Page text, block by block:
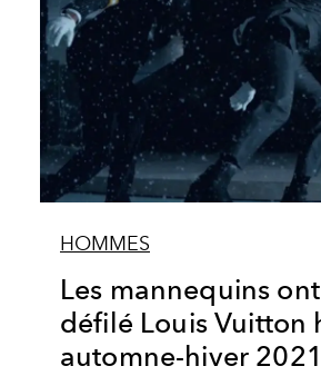
HOMMES
Les mannequins
défilé Louis Vuitton
automne-hiver 2021